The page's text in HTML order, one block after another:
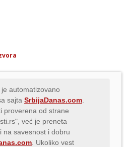
automatizovano
sajta SrbijaDanas.com
proverena od strane
već je preneta
na savesnost i dobru
. Ukoliko vest